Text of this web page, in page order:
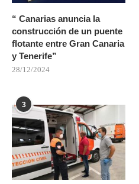
“ Canarias anuncia la
construcción de un puente
flotante entre Gran Canaria
y Tenerife”
28/12/2024
3